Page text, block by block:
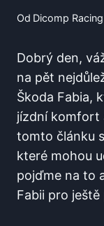
Od Dicomp Racing
Dobrý den,
na pět
Škoda Fabia,
jízdní komfort
tomto článku
které mohou
pojďme na to
Fabii pro